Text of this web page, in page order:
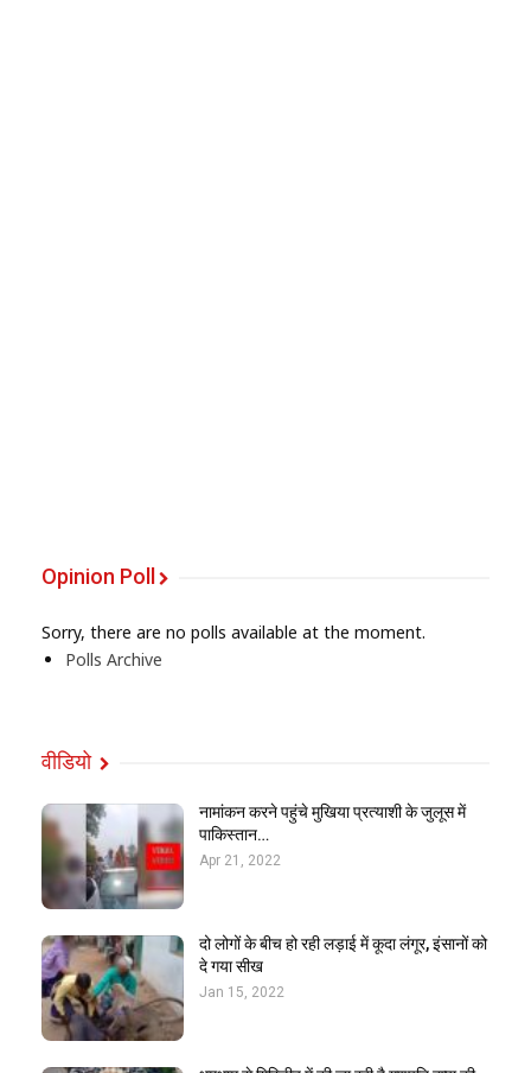
Opinion Poll
Sorry, there are no polls available at the moment.
Polls Archive
वीडियो
नामांकन करने पहुंचे मुखिया प्रत्याशी के जुलूस में
पाकिस्तान…
Apr 21, 2022
दो लोगों के बीच हो रही लड़ाई में कूदा लंगूर, इंसानों को
दे गया सीख
Jan 15, 2022